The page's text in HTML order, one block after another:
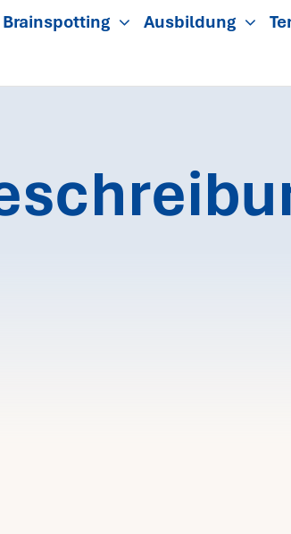
Brainspotting Ausbildung